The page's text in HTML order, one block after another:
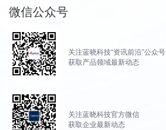
微信公众号
关注蓝晓科技“资讯前沿”公众号
获取产品领域最新动态
关注蓝晓科技官方微信
获取企业最新动态